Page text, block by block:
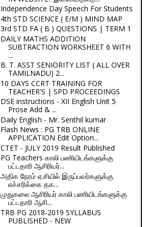
Independence Day Speech For Students
4th STD SCIENCE ( E/M ) MIND MAP
3rd STD FA ( B ) QUESTIONS | TERM 1
DAILY MATHS ADDITION
SUBTRACTION WORKSHEET 6 WITH
...
B. T. ASST SENIORITY LIST ( ALL OVER
TAMILNADU) 2...
10 DAYS CCRT TRAINING FOR
TEACHER'S | SPD PROCEEDINGS
DSE instructions - XII English Unit 5
Prose Add & ...
Daily English - Mr. Senthil kumar
Flash News : PG TRB ONLINE
APPLICATION Edit Option...
CTET - JULY 2019 Result Published
PG Teachers காலி பணியிடங்களுக்கு
பட்டதாரி ஆசிரியர்...
அதிக நேரம் ஏ.சியில் இருப்பவர்களுக்கு
எச்சரிக்கை தக...
முதுகலை ஆசிரியர் காலி பணியிடங்களுக்கு
பட்டதாரி ஆசி...
TRB PG 2018-2019 SYLLABUS
PUBLISHED - NEW